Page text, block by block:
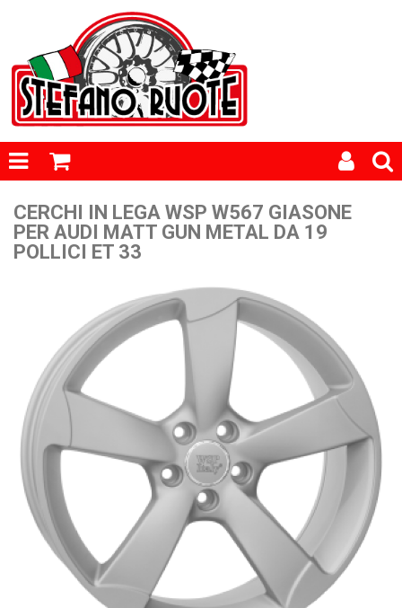
CERCHI IN LEGA WSP W567 GIASONE
PER AUDI MATT GUN METAL DA 19
POLLICI ET 33